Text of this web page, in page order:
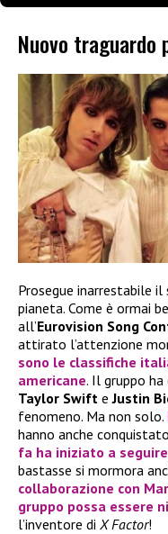
Nuovo traguardo
Prosegue inarrestabile il
pianeta. Come è ormai
all’Eurovision Song
attirato l’attenzione
sono le classifiche
americane. Il gruppo
Taylor Swift eJustin
fenomeno. Ma non solo.
hanno anche conquistato
fa ha iniziato a
bastasse si mormora
collaborazione con
gruppo possa essere
l’inventore di X Factor!